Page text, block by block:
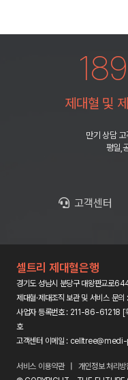
제대혈 및
만기 상담
평일,
고객센터
셀트리 제대혈은행
경기도 성남시 분당구 대왕판교로
제대혈·제대조직 보관 및 서비스 문의 :
사업자 등록번호 : 211-86-61218 [
호
고객센터 이메일 :
서비스 이용약관| 개인정보 처리방